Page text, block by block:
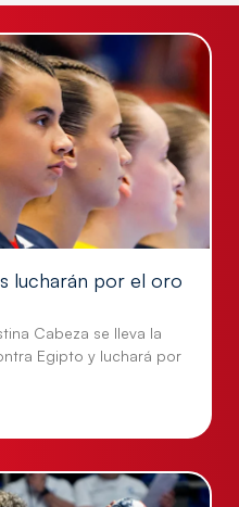
lucharán por el oro
Cabeza se lleva la
Egipto y luchará por